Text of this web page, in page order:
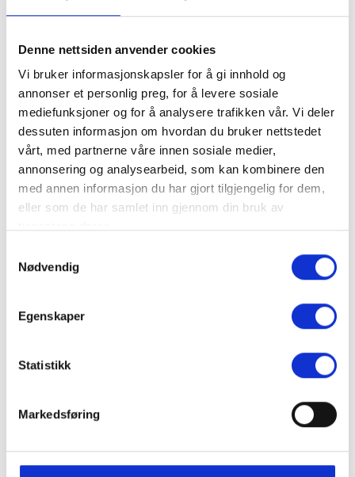
Denne nettsiden anvender cookies
Vi bruker informasjonskapsler for å gi innhold og
annonser et personlig preg, for å levere sosiale
mediefunksjoner og for å analysere trafikken vår. Vi deler
dessuten informasjon om hvordan du bruker nettstedet
vårt, med partnerne våre innen sosiale medier,
annonsering og analysearbeid, som kan kombinere den
med annen informasjon du har gjort tilgjengelig for dem,
eller som de har samlet inn gjennom din bruk av
Nødvendig
Egenskaper
Statistikk
Markedsføring
Brødrene Bakkes Bilverksted